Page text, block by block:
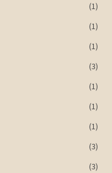
(1)
(1)
(1)
(3)
(1)
(1)
(1)
(3)
(3)